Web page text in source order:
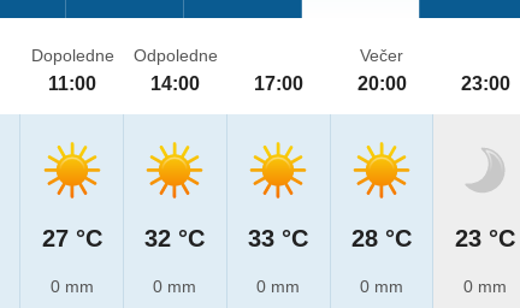
Dopoledne
11:00
27 °C
0 mm
Odpoledne
14:00
32 °C
0 mm
17:00
33 °C
0 mm
Večer
20:00
28 °C
0 mm
23:00
23 °C
0 mm